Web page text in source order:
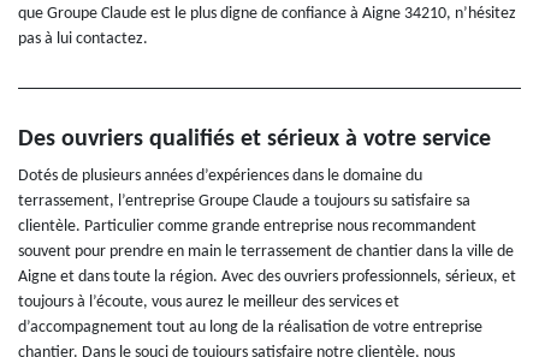
que Groupe Claude est le plus digne de confiance à Aigne 34210, n’hésitez
pas à lui contactez.
Des ouvriers qualifiés et sérieux à votre service
Dotés de plusieurs années d’expériences dans le domaine du
terrassement, l’entreprise Groupe Claude a toujours su satisfaire sa
clientèle. Particulier comme grande entreprise nous recommandent
souvent pour prendre en main le terrassement de chantier dans la ville de
Aigne et dans toute la région. Avec des ouvriers professionnels, sérieux, et
toujours à l’écoute, vous aurez le meilleur des services et
d’accompagnement tout au long de la réalisation de votre entreprise
chantier. Dans le souci de toujours satisfaire notre clientèle, nous